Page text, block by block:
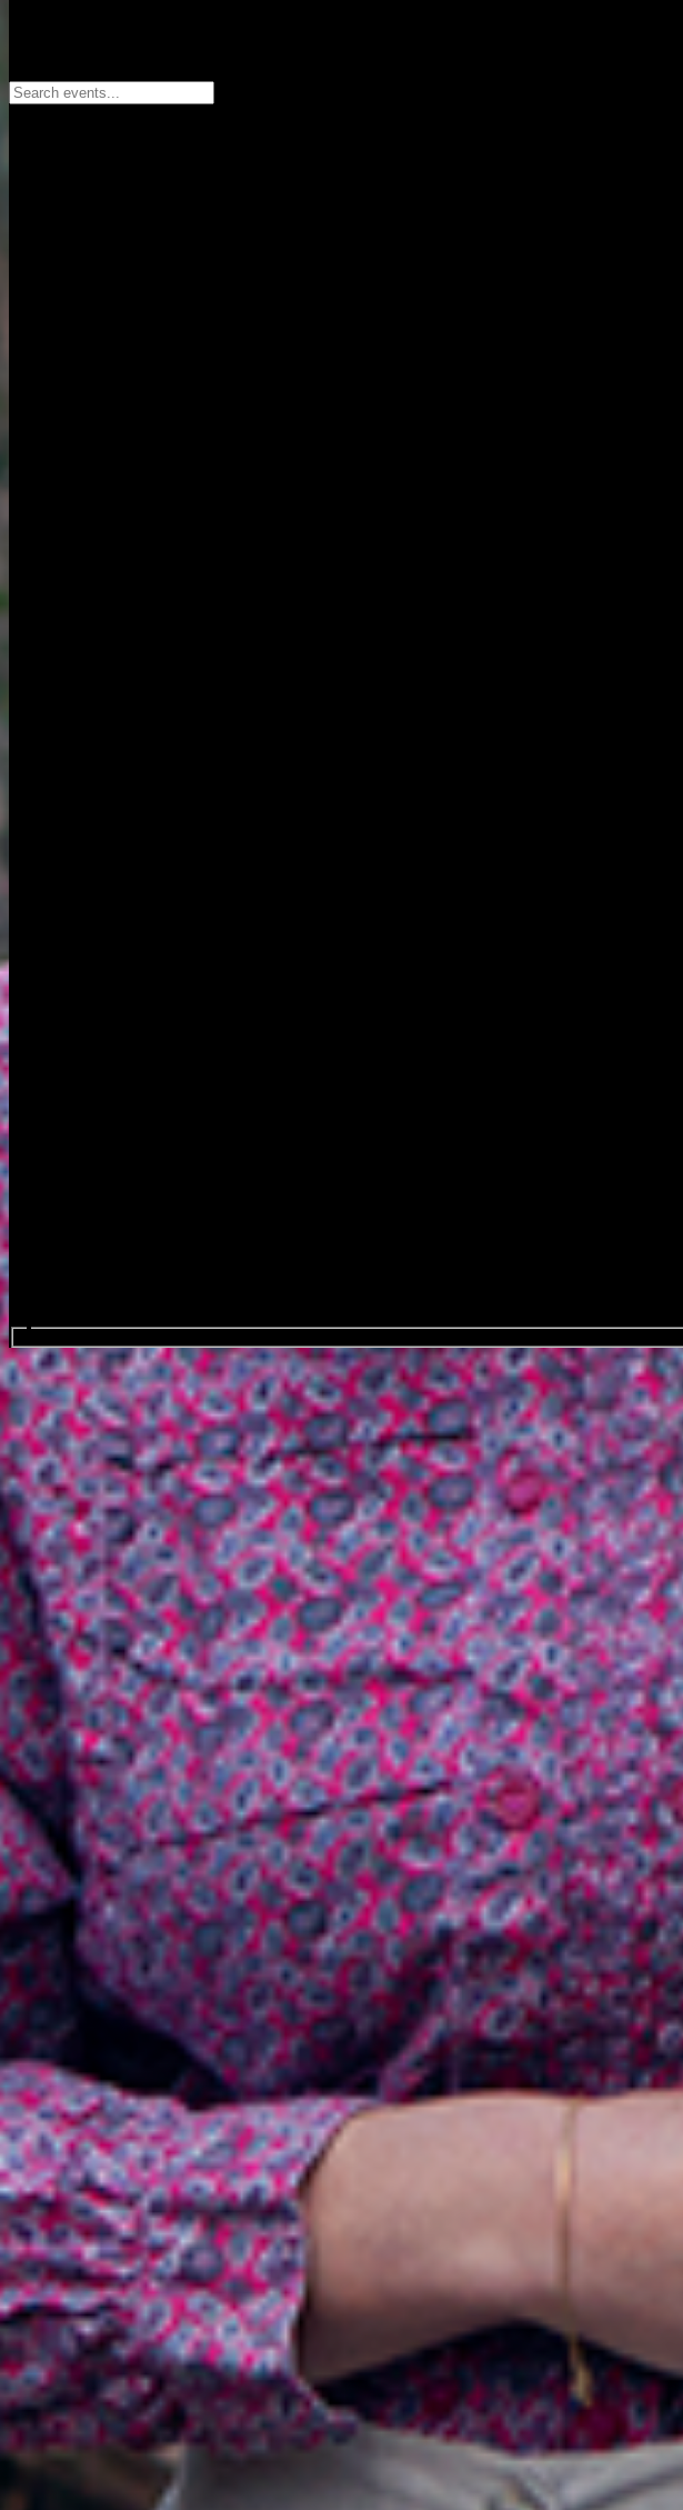
Search events...
Renata Louisa
Favourite
Évenements
Pas
Share